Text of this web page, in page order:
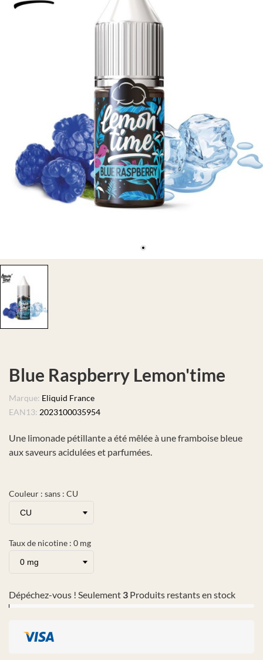
Blue Raspberry Lemon'time
Marque: Eliquid France
EAN13: 2023100035954
Une limonade pétillante a été mêlée à une framboise bleue
aux saveurs acidulées et parfumées.
Couleur : sans : CU
Taux de nicotine : 0 mg
Dépéchez-vous ! Seulement 3 Produits restants en stock